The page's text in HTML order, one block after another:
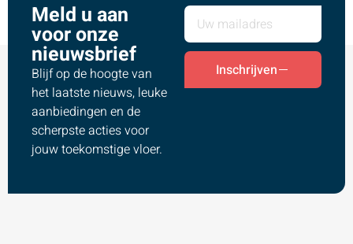
Meld u aan
voor onze
nieuwsbrief
Blijf op de hoogte van
het laatste nieuws, leuke
aanbiedingen en de
scherpste acties voor
jouw toekomstige vloer.
Inschrijven